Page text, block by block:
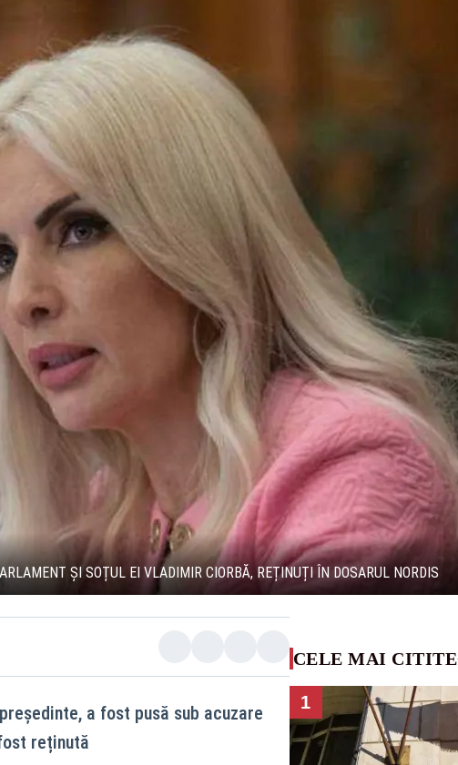
ȘI SOȚUL EI VLADIMIR CIORBĂ, REȚINUȚI ÎN DOSARUL NORDIS
a fost pusă sub acuzare
reținută
CELE MAI CITITE
1